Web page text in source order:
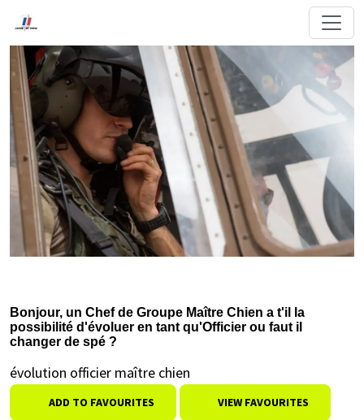
Bonjour, un Chef de Groupe Maître Chien a t'il la
possibilité d'évoluer en tant qu'Officier ou faut il
changer de spé ?
évolution officier maître chien
ADD TO FAVOURITES VIEW FAVOURITES